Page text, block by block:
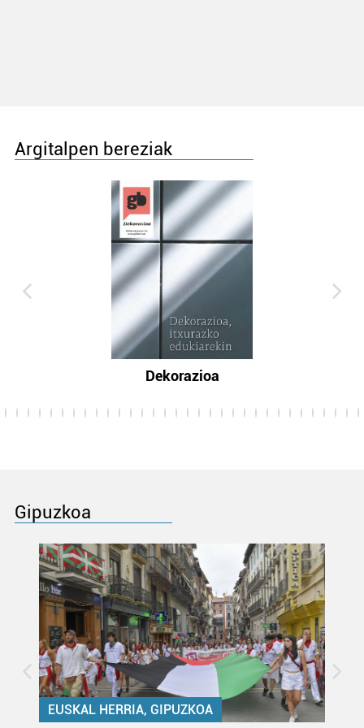
Argitalpen bereziak
Dekorazioa
Gipuzkoa
EUSKAL HERRIA, GIPUZKOA